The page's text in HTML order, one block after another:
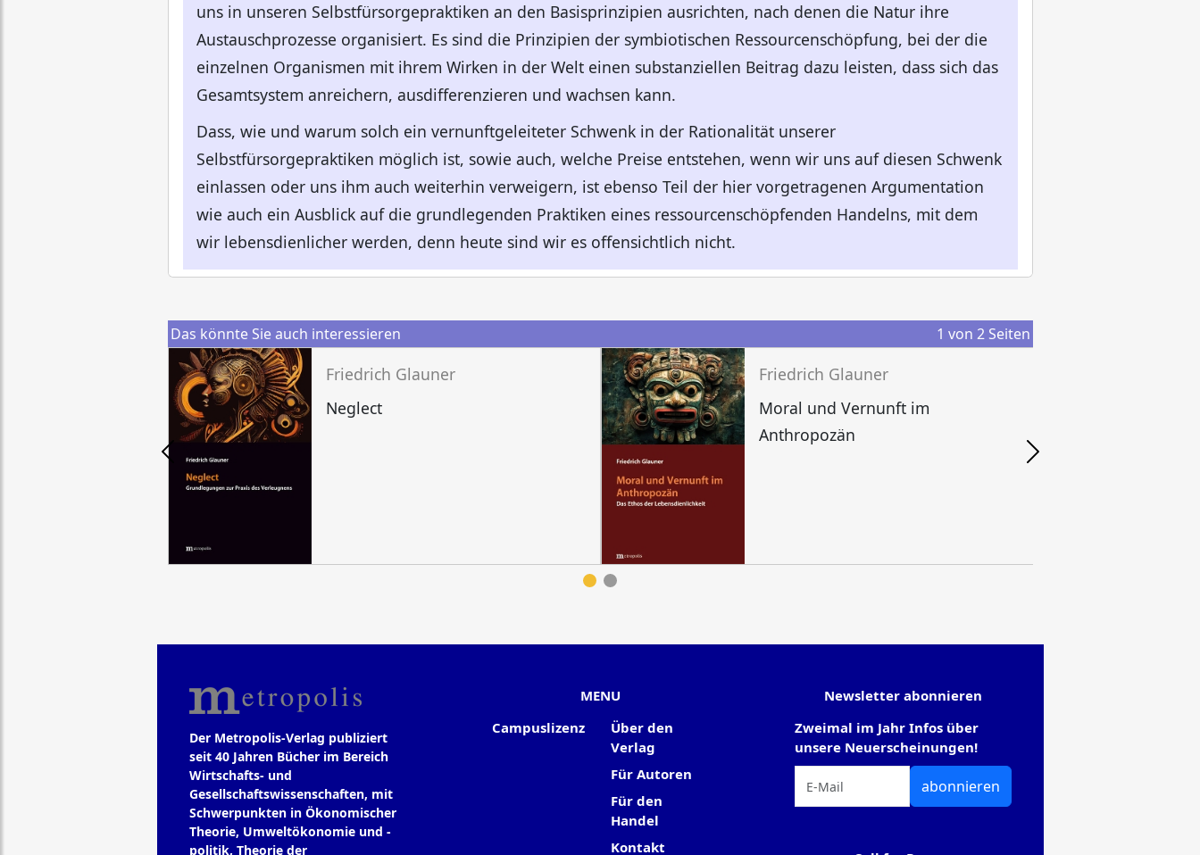
uns in unseren Selbstfürsorgepraktiken an den Basisprinzipien ausrichten, nach denen die Natur ihre
Austauschprozesse organisiert. Es sind die Prinzipien der symbiotischen Ressourcenschöpfung, bei der die
einzelnen Organismen mit ihrem Wirken in der Welt einen substanziellen Beitrag dazu leisten, dass sich das
Gesamtsystem anreichern, ausdifferenzieren und wachsen kann.
Dass, wie und warum solch ein vernunftgeleiteter Schwenk in der Rationalität unserer
Selbstfürsorgepraktiken möglich ist, sowie auch, welche Preise entstehen, wenn wir uns auf diesen Schwenk
einlassen oder uns ihm auch weiterhin verweigern, ist ebenso Teil der hier vorgetragenen Argumentation
wie auch ein Ausblick auf die grundlegenden Praktiken eines ressourcenschöpfenden Handelns, mit dem
wir lebensdienlicher werden, denn heute sind wir es offensichtlich nicht.
Das könnte Sie auch interessieren 1 von 2Seiten
Friedrich Glauner
Neglect
Friedrich Glauner
Moral und Vernunft im
Anthropozän
Der Metropolis-Verlag publiziert
seit 40 Jahren Bücher im Bereich
Wirtschafts- und
Gesellschaftswissenschaften, mit
Schwerpunkten in Ökonomischer
Theorie, Umweltökonomie und -
politik, Theorie der
MENU
Campuslizenz
Über den
Verlag
Für Autoren
Für den
Handel
Kontakt
Newsletter abonnieren
Zweimal im Jahr Infos über
unsere Neuerscheinungen!
abonnieren